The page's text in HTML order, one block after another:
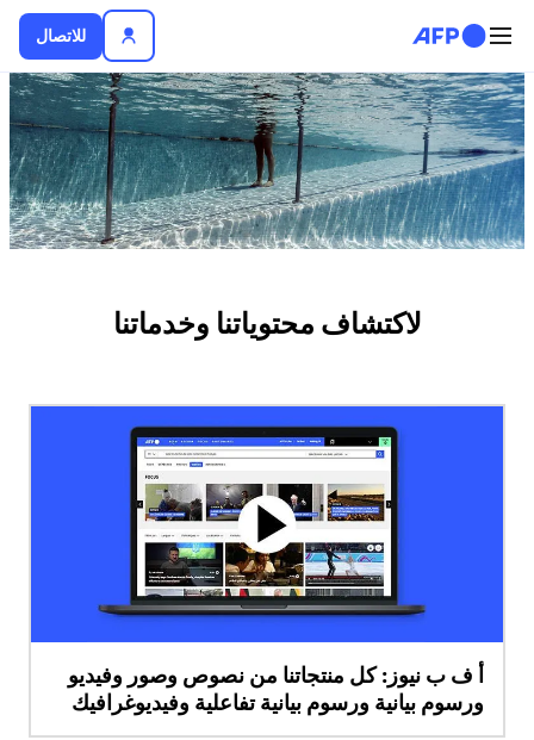
للاتصال
الأخبار
لاكتشاف محتوياتنا وخدماتنا
أ ف ب نيوز: كل منتجاتنا من نصوص وصور وفيديو
ورسوم بيانية ورسوم بيانية تفاعلية وفيديوغرافيك